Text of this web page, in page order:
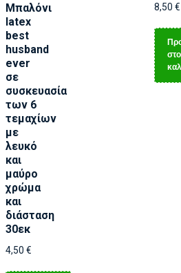
Μπαλόνι
latex
best
husband
ever
σε
συσκευασία
των 6
τεμαχίων
με
λευκό
και
μαύρο
χρώμα
και
διάσταση
30εκ
4,50 €
8,50 €
στο